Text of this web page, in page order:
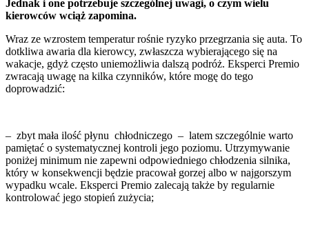
Jednak i one potrzebuje szczególnej uwagi, o czym wielu
kierowców wciąż zapomina.
Wraz ze wzrostem temperatur rośnie ryzyko przegrzania się auta. To
dotkliwa awaria dla kierowcy, zwłaszcza wybierającego się na
wakacje, gdyż często uniemożliwia dalszą podróż. Eksperci Premio
zwracają uwagę na kilka czynników, które mogę do tego
doprowadzić:
– zbyt mała ilość płynu chłodniczego – latem szczególnie warto
pamiętać o systematycznej kontroli jego poziomu. Utrzymywanie
poniżej minimum nie zapewni odpowiedniego chłodzenia silnika,
który w konsekwencji będzie pracował gorzej albo w najgorszym
wypadku wcale. Eksperci Premio zalecają także by regularnie
kontrolować jego stopień zużycia;